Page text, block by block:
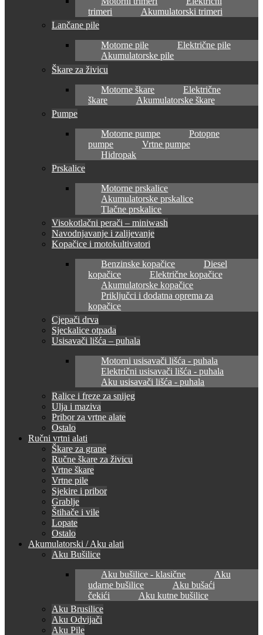
trimeri
Akumulatorski trimeri
Lančane pile
Motorne pile
Električne pile
Akumulatorske pile
Škare za živicu
Motorne škare
Električne
škare
Akumulatorske škare
Pumpe
Motorne pumpe
Potopne
pumpe
Vrtne pumpe
Hidropak
Prskalice
Motorne prskalice
Akumulatorske prskalice
Tlačne prskalice
Visokotlačni perači – miniwash
Navodnjavanje i zalijevanje
Kopačice i motokultivatori
Benzinske kopačice
Diesel
kopačice
Električne kopačice
Akumulatorske kopačice
Priključci i dodatna oprema za
kopačice
Cjepači drva
Sjeckalice otpada
Usisavači lišća – puhala
Motorni usisavači lišća - puhala
Električni usisavači lišća - puhala
Aku usisavači lišća - puhala
Ralice i freze za snijeg
Ulja i maziva
Pribor za vrtne alate
Ostalo
Ručni vrtni alati
Škare za grane
Ručne škare za živicu
Vrtne škare
Vrtne pile
Sjekire i pribor
Grablje
Štihače i vile
Lopate
Ostalo
Akumulatorski / Aku alati
Aku Bušilice
Aku bušilice - klasične
Aku
udarne bušilice
Aku bušaći
čekići
Aku kutne bušilice
Aku Brusilice
Aku Odvijači
Aku Pile